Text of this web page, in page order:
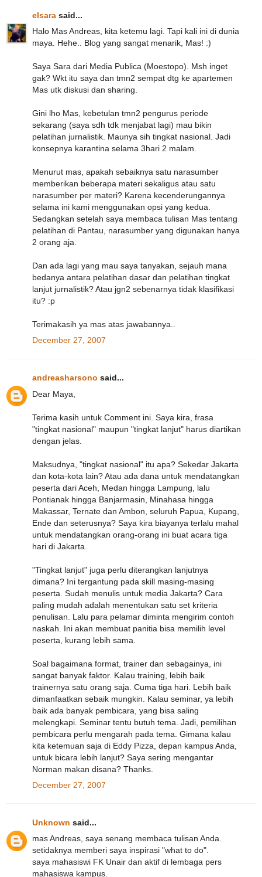
elsara said...
Halo Mas Andreas, kita ketemu lagi. Tapi kali ini di dunia
maya. Hehe.. Blog yang sangat menarik, Mas! :)
Saya Sara dari Media Publica (Moestopo). Msh inget
gak? Wkt itu saya dan tmn2 sempat dtg ke apartemen
Mas utk diskusi dan sharing.
Gini lho Mas, kebetulan tmn2 pengurus periode
sekarang (saya sdh tdk menjabat lagi) mau bikin
pelatihan jurnalistik. Maunya sih tingkat nasional. Jadi
konsepnya karantina selama 3hari 2 malam.
Menurut mas, apakah sebaiknya satu narasumber
memberikan beberapa materi sekaligus atau satu
narasumber per materi? Karena kecenderungannya
selama ini kami menggunakan opsi yang kedua.
Sedangkan setelah saya membaca tulisan Mas tentang
pelatihan di Pantau, narasumber yang digunakan hanya
2 orang aja.
Dan ada lagi yang mau saya tanyakan, sejauh mana
bedanya antara pelatihan dasar dan pelatihan tingkat
lanjut jurnalistik? Atau jgn2 sebenarnya tidak klasifikasi
itu? :p
Terimakasih ya mas atas jawabannya..
December 27, 2007
andreasharsono said...
Dear Maya,
Terima kasih untuk Comment ini. Saya kira, frasa
"tingkat nasional" maupun "tingkat lanjut" harus diartikan
dengan jelas.
Maksudnya, "tingkat nasional" itu apa? Sekedar Jakarta
dan kota-kota lain? Atau ada dana untuk mendatangkan
peserta dari Aceh, Medan hingga Lampung, lalu
Pontianak hingga Banjarmasin, Minahasa hingga
Makassar, Ternate dan Ambon, seluruh Papua, Kupang,
Ende dan seterusnya? Saya kira biayanya terlalu mahal
untuk mendatangkan orang-orang ini buat acara tiga
hari di Jakarta.
"Tingkat lanjut" juga perlu diterangkan lanjutnya
dimana? Ini tergantung pada skill masing-masing
peserta. Sudah menulis untuk media Jakarta? Cara
paling mudah adalah menentukan satu set kriteria
penulisan. Lalu para pelamar diminta mengirim contoh
naskah. Ini akan membuat panitia bisa memilih level
peserta, kurang lebih sama.
Soal bagaimana format, trainer dan sebagainya, ini
sangat banyak faktor. Kalau training, lebih baik
trainernya satu orang saja. Cuma tiga hari. Lebih baik
dimanfaatkan sebaik mungkin. Kalau seminar, ya lebih
baik ada banyak pembicara, yang bisa saling
melengkapi. Seminar tentu butuh tema. Jadi, pemilihan
pembicara perlu mengarah pada tema. Gimana kalau
kita ketemuan saja di Eddy Pizza, depan kampus Anda,
untuk bicara lebih lanjut? Saya sering mengantar
Norman makan disana? Thanks.
December 27, 2007
Unknown said...
mas Andreas, saya senang membaca tulisan Anda.
setidaknya memberi saya inspirasi "what to do".
saya mahasiswi FK Unair dan aktif di lembaga pers
mahasiswa kampus.